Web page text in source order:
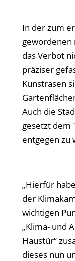
In der zum
gewordenen
das Verbot
präziser
Kunstrasen
Auch die
gesetzt dem
entgegen zu
„Hierfür
der
wichtigen
„Klima- und
Haustür“
dieses nun